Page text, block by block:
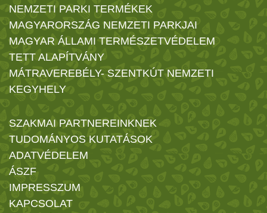
NEMZETI PARKI TERMÉKEK
MAGYARORSZÁG NEMZETI PARKJAI
MAGYAR ÁLLAMI TERMÉSZETVÉDELEM
TETT ALAPÍTVÁNY
MÁTRAVEREBÉLY- SZENTKÚT NEMZETI
KEGYHELY
SZAKMAI PARTNEREINKNEK
TUDOMÁNYOS KUTATÁSOK
ADATVÉDELEM
ÁSZF
IMPRESSZUM
KAPCSOLAT